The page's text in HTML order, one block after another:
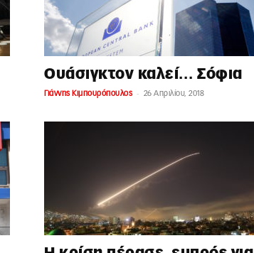
Ουάσιγκτον καλεί… Σόφια
Γιάννης Κιμπουρόπουλος - 26 Απριλίου, 2018